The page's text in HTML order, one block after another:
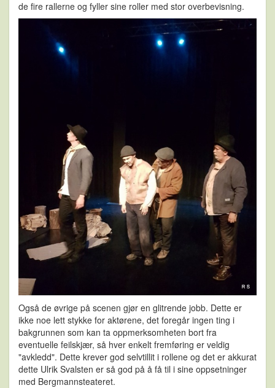
de fire rallerne og fyller sine roller med stor overbevisning.
Også de øvrige på scenen gjør en glitrende jobb. Dette er
ikke noe lett stykke for aktørene, det foregår ingen ting i
bakgrunnen som kan ta oppmerksomheten bort fra
eventuelle feilskjær, så hver enkelt fremføring er veldig
"avkledd". Dette krever god selvtillit i rollene og det er akkurat
dette Ulrik Svalsten er så god på å få til i sine oppsetninger
med Bergmannsteateret.